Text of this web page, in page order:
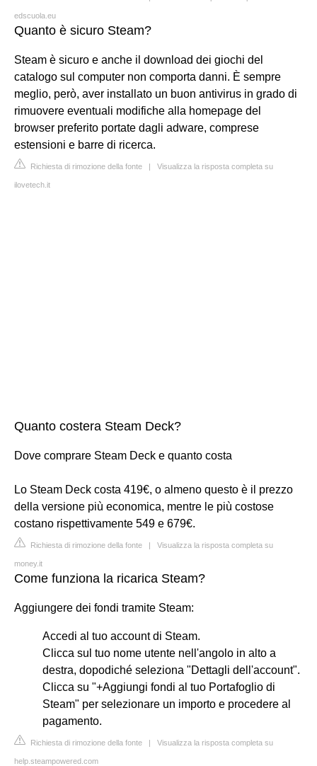
edscuola.eu
Quanto è sicuro Steam?
Steam è sicuro e anche il download dei giochi del
catalogo sul computer non comporta danni. È sempre
meglio, però, aver installato un buon antivirus in grado di
rimuovere eventuali modifiche alla homepage del
browser preferito portate dagli adware, comprese
estensioni e barre di ricerca.
Richiesta di rimozione della fonte | Visualizza la risposta completa su
ilovetech.it
Quanto costera Steam Deck?
Dove comprare Steam Deck e quanto costa
Lo Steam Deck costa 419€, o almeno questo è il prezzo
della versione più economica, mentre le più costose
costano rispettivamente 549 e 679€.
Richiesta di rimozione della fonte | Visualizza la risposta completa su
money.it
Come funziona la ricarica Steam?
Aggiungere dei fondi tramite Steam:
Accedi al tuo account di Steam.
Clicca sul tuo nome utente nell'angolo in alto a
destra, dopodiché seleziona "Dettagli dell'account".
Clicca su "+Aggiungi fondi al tuo Portafoglio di
Steam" per selezionare un importo e procedere al
pagamento.
Richiesta di rimozione della fonte | Visualizza la risposta completa su
help.steampowered.com